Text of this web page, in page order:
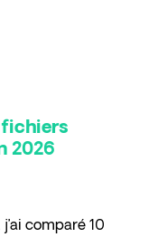
2026
comparé 10